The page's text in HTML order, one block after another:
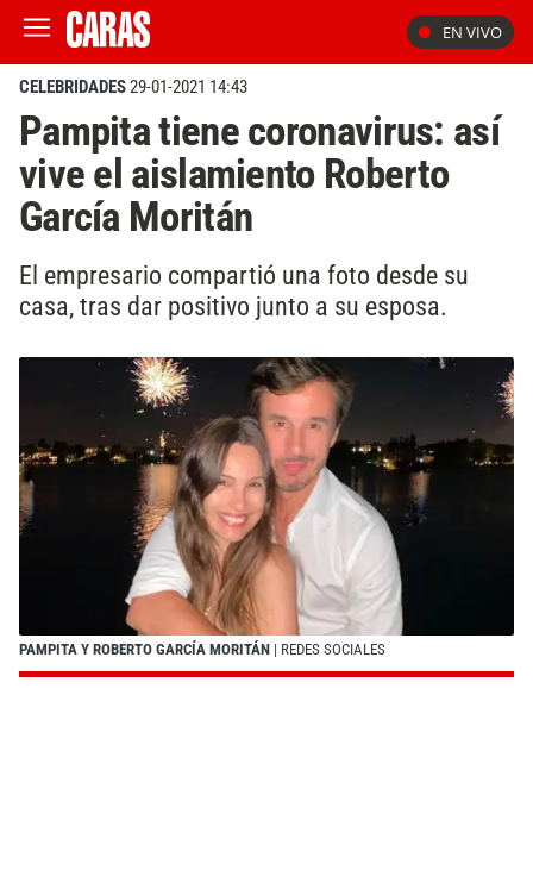
EN VIVO
CELEBRIDADES29-01-2021 14:43
Pampita tiene coronavirus: así
vive el aislamiento Roberto
García Moritán
El empresario compartió una foto desde su
casa, tras dar positivo junto a su esposa.
PAMPITA Y ROBERTO GARCÍA MORITÁN | REDES SOCIALES